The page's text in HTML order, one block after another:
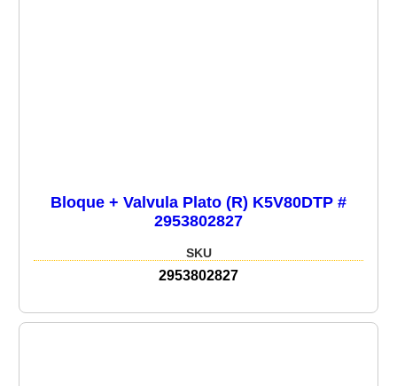
Bloque + Valvula Plato (R) K5V80DTP #
2953802827
SKU
2953802827